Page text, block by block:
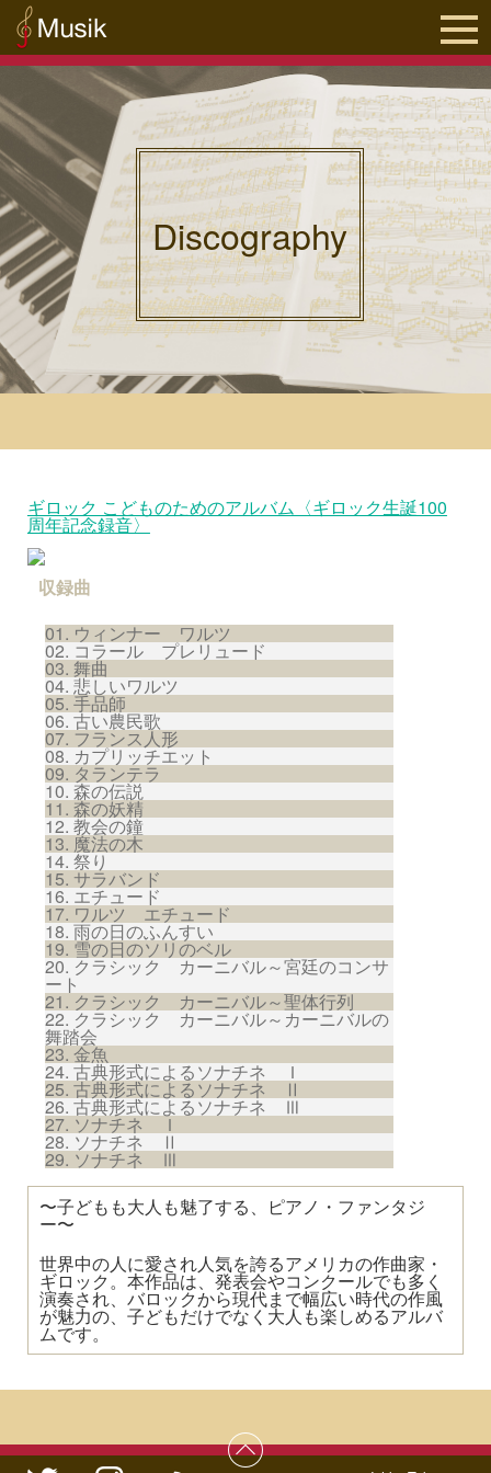
Discography
ギロック こどものためのアルバム〈ギロック生誕100
周年記念録音〉
収録曲
ウィンナー ワルツ
コラール プレリュード
舞曲
悲しいワルツ
手品師
古い農民歌
フランス人形
カプリッチエット
タランテラ
森の伝説
森の妖精
教会の鐘
魔法の木
祭り
サラバンド
エチュード
ワルツ エチュード
雨の日のふんすい
雪の日のソリのベル
クラシック カーニバル～宮廷のコンサ
ート
クラシック カーニバル～聖体行列
クラシック カーニバル～カーニバルの
舞踏会
金魚
古典形式によるソナチネ Ｉ
古典形式によるソナチネ Ⅱ
古典形式によるソナチネ Ⅲ
ソナチネ Ｉ
ソナチネ Ⅱ
ソナチネ Ⅲ
〜子どもも大人も魅了する、ピアノ・ファンタジ
ー〜
世界中の人に愛され人気を誇るアメリカの作曲家・
ギロック。本作品は、発表会やコンクールでも多く
演奏され、バロックから現代まで幅広い時代の作風
が魅力の、子どもだけでなく大人も楽しめるアルバ
ムです。